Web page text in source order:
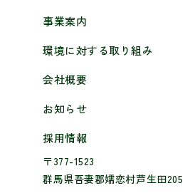
事業案内
環境に対する取り組み
会社概要
お知らせ
採用情報
〒377-1523
群馬県吾妻郡嬬恋村芦生田205